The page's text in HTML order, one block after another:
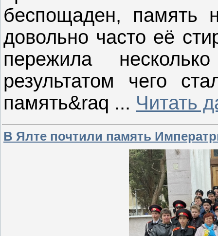
беспощаден, память
довольно часто её
пережила
результатом чего
память&raq ... Читать
В Ялте почтили память